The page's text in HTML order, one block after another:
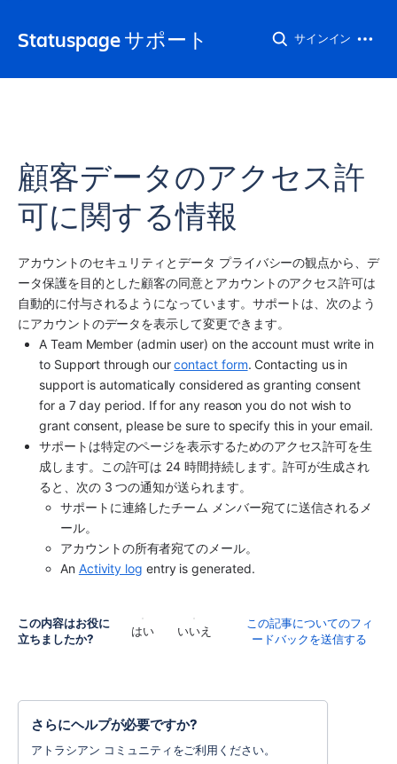
Statuspage サポート サインイン
顧客データのアクセス許
可に関する情報
アカウントのセキュリティとデータ プライバシーの観点から、デ
ータ保護を目的とした顧客の同意とアカウントのアクセス許可は
自動的に付与されるようになっています。サポートは、次のよう
にアカウントのデータを表示して変更できます。
A Team Member (admin user) on the account must write in
to Support through our contact form. Contacting us in
support is automatically considered as granting consent
for a 7 day period. If for any reason you do not wish to
grant consent, please be sure to specify this in your email.
サポートは特定のページを表示するためのアクセス許可を生
成します。この許可は 24 時間持続します。許可が生成され
ると、次の 3 つの通知が送られます。
サポートに連絡したチーム メンバー宛てに送信されるメ
ール。
アカウントの所有者宛てのメール。
An Activity log entry is generated.
この内容はお役に
立ちましたか?
はい いいえ
この記事についてのフィ
ードバックを送信する
さらにヘルプが必要ですか?
アトラシアン コミュニティをご利用ください。